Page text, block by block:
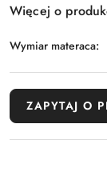
Więcej o
Wymiar materaca:
ZAPYTAJ O